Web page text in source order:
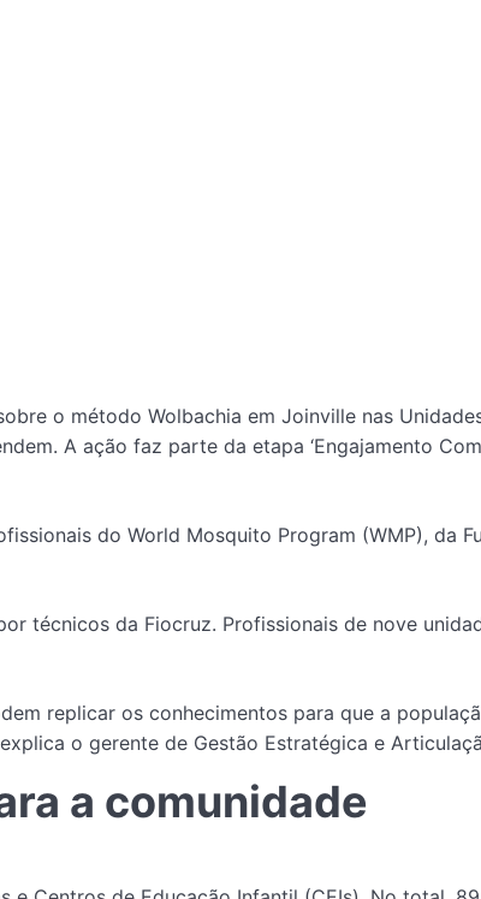
o método Wolbachia em Joinville nas
A ação faz parte da etapa ‘Engajamento
do World Mosquito Program (WMP), da
técnicos da Fiocruz. Profissionais de nove
replicar os conhecimentos para que a
o gerente de Gestão Estratégica e
a comunidade